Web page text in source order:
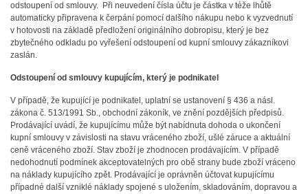
odstoupení od smlouvy. Při neuvedení čísla účtu je částka v téže lhůtě
automaticky připravena k čerpání pomocí dalšího nákupu nebo k vyzvednutí
v hotovosti na základě předložení originálního dobropisu, který je bez
zbytečného odkladu po vyřešení odstoupení od kupní smlouvy zákazníkovi
zaslán.
Odstoupení od smlouvy kupujícím, který je podnikatel
V případě, že kupující je podnikatel, uplatní se ustanovení § 436 a násl.
zákona č. 513/1991 Sb., obchodní zákoník, ve znění pozdějších předpisů.
Prodávající uvádí, že kupujícímu může být nabídnuta dohoda o ukončení
kupní smlouvy v závislosti na stavu vráceného zboží, ušlé záruce a aktuální
ceně vráceného zboží. Stav zboží je zhodnocen prodávajícím. V případě
nedohodnutí podmínek akceptovatelných pro obě strany bude zboží vráceno
na náklady kupujícího zpět. Prodávající je oprávněn účtovat kupujícímu
případné další vzniklé náklady spojené s uložením, skladováním, dopravou a